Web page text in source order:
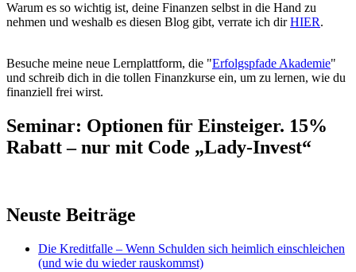
Warum es so wichtig ist, deine Finanzen selbst in die Hand zu
nehmen und weshalb es diesen Blog gibt, verrate ich dirHIER.
Besuche meine neue Lernplattform, die "Erfolgspfade Akademie"
und schreib dich in die tollen Finanzkurse ein, um zu lernen, wie du
finanziell frei wirst.
Seminar: Optionen für Einsteiger. 15%
Rabatt – nur mit Code „Lady-Invest“
Neuste Beiträge
Die Kreditfalle – Wenn Schulden sich heimlich einschleichen
(und wie du wieder rauskommst)